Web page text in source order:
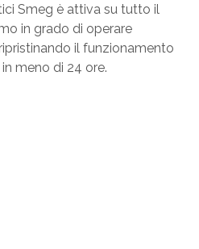
Smeg è attiva su tutto il
in grado di operare
il funzionamento
meno di 24 ore.